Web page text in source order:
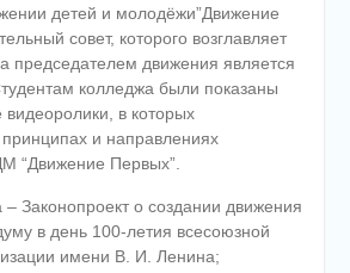
детей и молодёжи”Движение
совет, которого возглавляет
председателем движения является
колледжа были показаны
в которых
принципах и направлениях
“Движение Первых”.
Законопроект о создании движения
в день 100-летия всесоюзной
имени В. И. Ленина;